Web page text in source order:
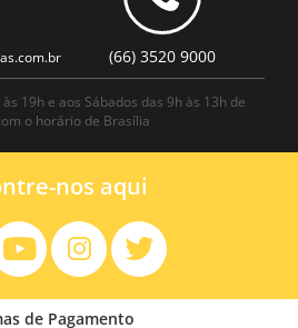
(66) 3520 9000
19h e aos Sábados das 9h às 13h de
o horário de Brasília
nos aqui
de Pagamento